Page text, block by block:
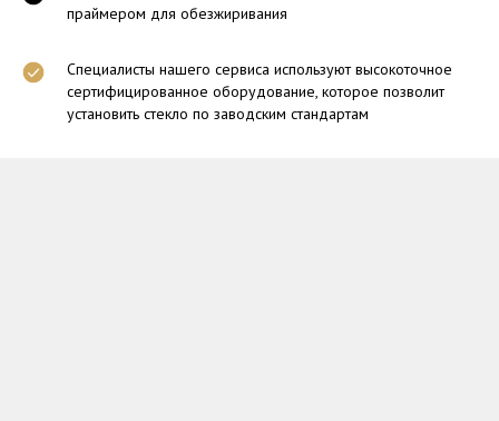
праймером для обезжиривания
Специалисты нашего сервиса используют высокоточное
сертифицированное оборудование, которое позволит
установить стекло по заводским стандартам